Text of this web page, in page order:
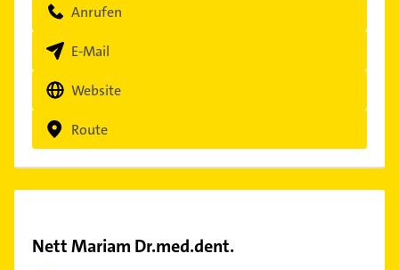
Anrufen
E-Mail
Website
Route
Nett Mariam Dr.med.dent.